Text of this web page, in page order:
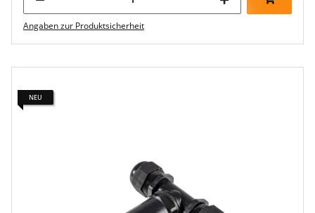
Angaben zur Produktsicherheit
NEU